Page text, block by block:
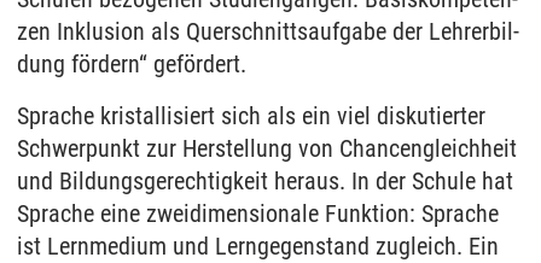
zen In­klu­si­on als Quer­schnitts­auf­ga­be der Leh­rer­bil­
dung fördern“ gefördert.
Sprache kristallisiert sich als ein viel diskutierter
Schwerpunkt zur Herstellung von Chancengleichheit
und Bildungsgerechtigkeit heraus. In der Schule hat
Sprache eine zweidimensionale Funktion: Sprache
ist Lernmedium und Lerngegenstand zugleich. Ein